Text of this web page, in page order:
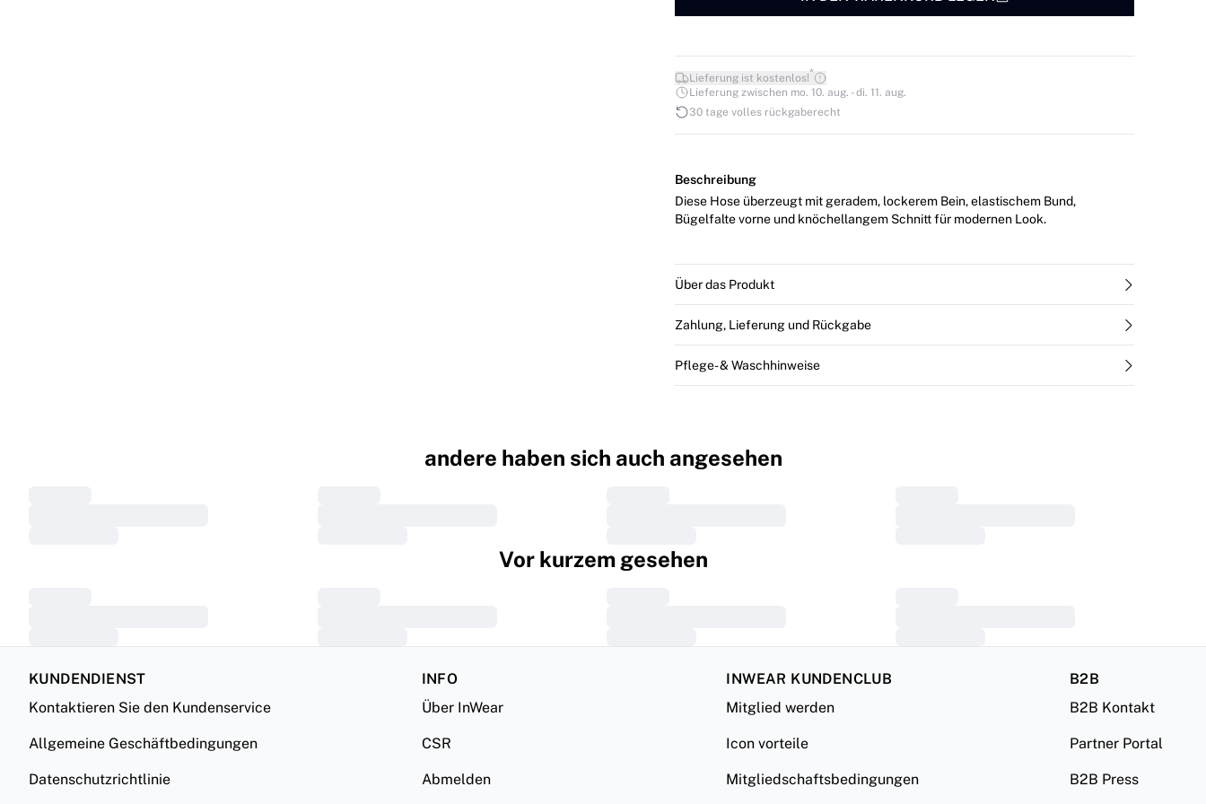
Lieferung ist kostenlos!*
Lieferung zwischen mo. 10. aug. - di. 11. aug.
30 tage volles rückgaberecht
Beschreibung
Diese Hose überzeugt mit geradem, lockerem Bein, elastischem Bund,
Bügelfalte vorne und knöchellangem Schnitt für modernen Look.
Über das Produkt
Zahlung, Lieferung und Rückgabe
Pflege- & Waschhinweise
andere haben sich auch angesehen
Vor kurzem gesehen
KUNDENDIENST
Kontaktieren Sie den Kundenservice
Allgemeine Geschäftbedingungen
Datenschutzrichtlinie
INFO
Über InWear
CSR
Abmelden
INWEAR KUNDENCLUB
Mitglied werden
Icon vorteile
Mitgliedschaftsbedingungen
B2B
B2B Kontakt
Partner Portal
B2B Press